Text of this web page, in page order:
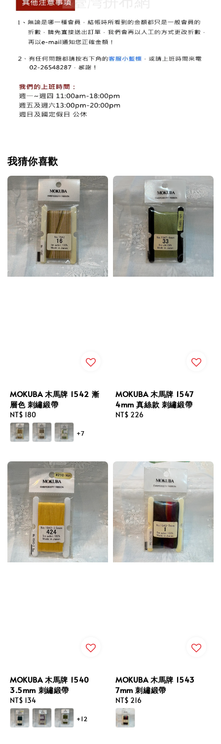
我猜你喜歡
MOKUBA 木馬牌 1542 漸
層色 刺繡緞帶
Regular
price
NT$ 180
+7
MOKUBA 木馬牌 1547
4mm 真絲款 刺繡緞帶
Regular
NT$ 226
MOKUBA 木馬牌 1540
3.5mm 刺繡緞帶
Regular
price
NT$ 134
+12
MOKUBA 木馬牌 1543
7mm 刺繡緞帶
Regular
price
NT$ 216